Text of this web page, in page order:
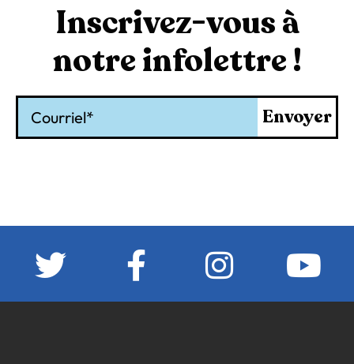
Inscrivez-vous à
notre infolettre !
Envoyer